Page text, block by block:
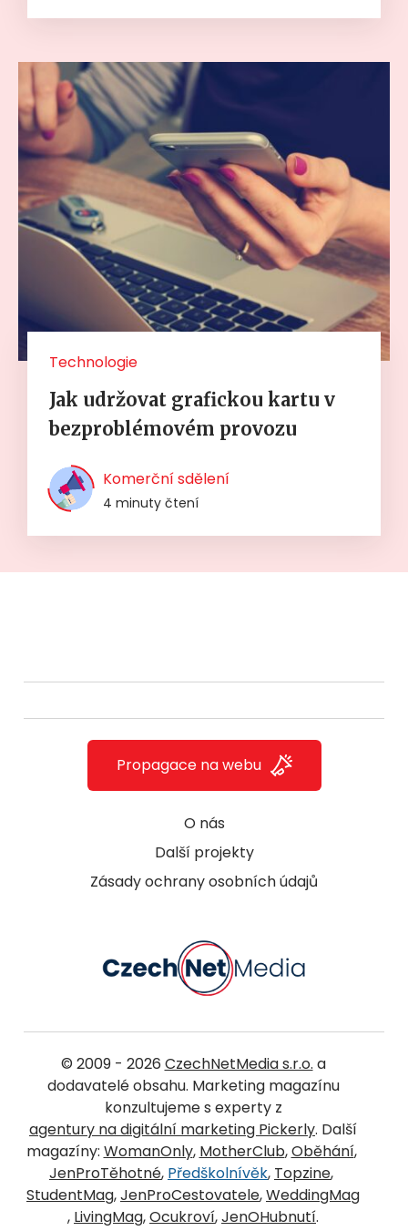
Technologie
Jak udržovat grafickou kartu v
bezproblémovém provozu
Komerční sdělení
4 minuty čtení
O nás
Další projekty
Zásady ochrany osobních údajů
Propagace na webu
© 2009 - 2026 CzechNetMedia s.r.o. a
dodavatelé obsahu. Marketing magazínu
konzultujeme s experty z
agentury na digitální marketing Pickerly. Další
magazíny: WomanOnly, MotherClub,Oběhání,
JenProTěhotné, Předškolnívěk, Topzine,
StudentMag,JenProCestovatele,WeddingMag
, LivingMag,Ocukroví,JenOHubnutí.